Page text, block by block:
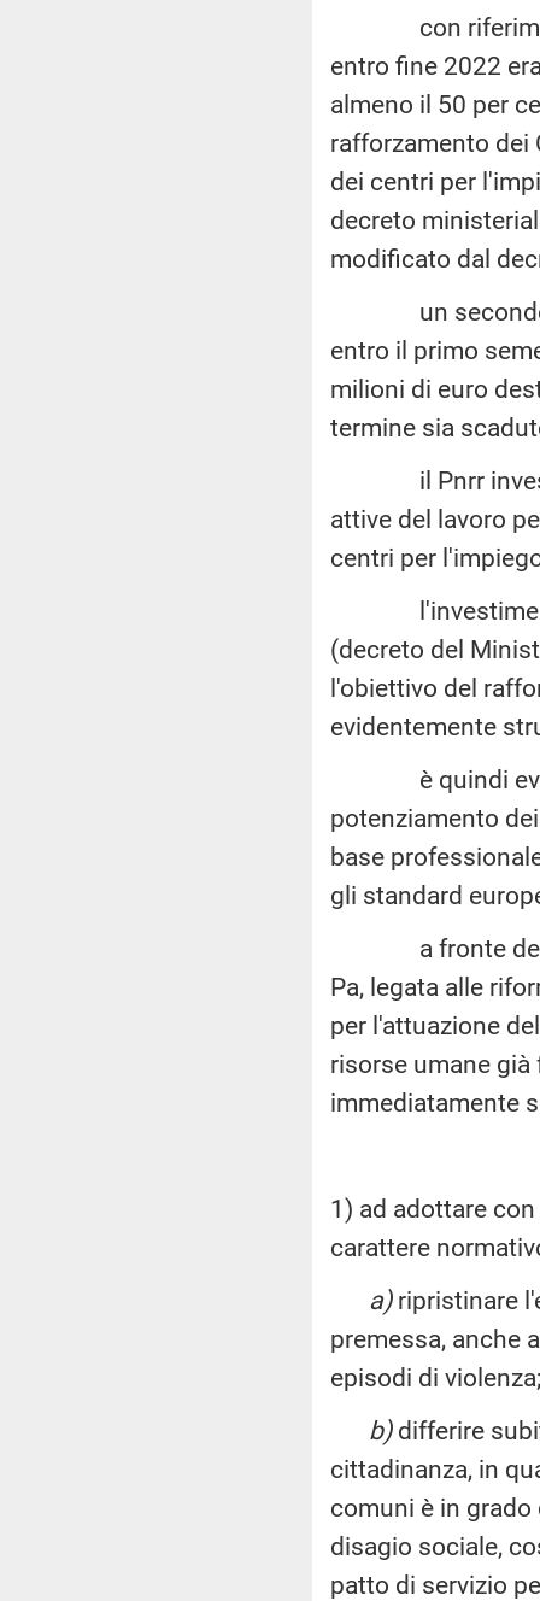
con
entro fine 2022
almeno il 50 per
rafforzamento dei
dei centri per
decreto
modificato dal
un secondo
entro il primo
milioni di euro
termine sia
il Pnrr investe
attive del lavoro
centri per
l'investimento
(decreto del
l'obiettivo del
evidentemente
è quindi
potenziamento
base
gli standard
a fronte della
Pa, legata alle
per l'attuazione
risorse umane
immediatamente
1) ad adottare
carattere
a)ripristinare
premessa, anche
episodi di violenza;
b)differire
cittadinanza, in
comuni è in
disagio sociale,
patto di servizio